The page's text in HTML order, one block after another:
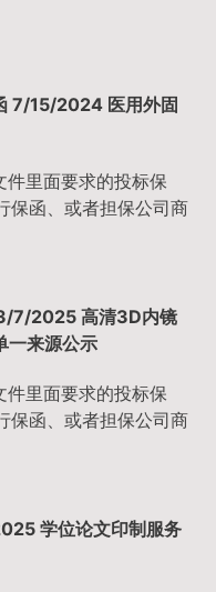
7/15/2024 医用外固
件里面要求的投标保
保函、或者担保公司商
7/2025 高清3D内镜
来源公示
件里面要求的投标保
保函、或者担保公司商
学位论文印制服务